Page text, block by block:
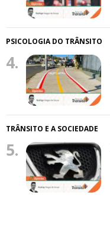
PSICOLOGIA DO TRÂNSITO
4.
TRÂNSITO E A SOCIEDADE
5.